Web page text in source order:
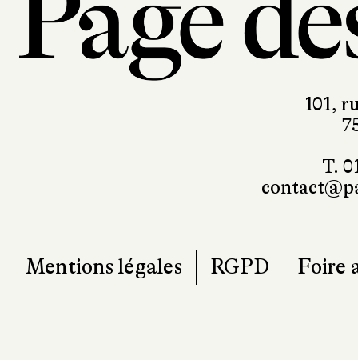
101,
T.
Mentions légales RGPD Foire